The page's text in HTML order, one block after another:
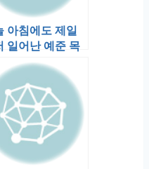
아침에도 제일
일어난 예준 목
가 거실에서 들
. “배고…